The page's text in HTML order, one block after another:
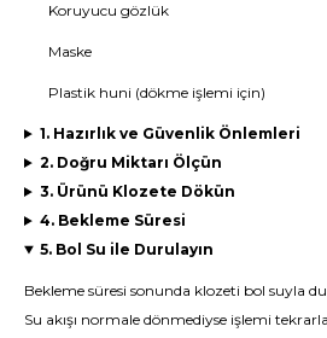
Koruyucu gözlük
Maske
Plastik huni (dökme işlemi için)
1. Hazırlık ve Güvenlik Önlemleri
2. Doğru Miktarı Ölçün
3. Ürünü Klozete Dökün
4. Bekleme Süresi
5. Bol Su ile Durulayın
Bekleme süresi sonunda klozeti bol suyla
Su akışı normale dönmediyse işlemi